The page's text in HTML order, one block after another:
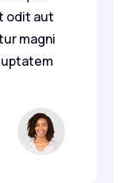
odit aut
magni